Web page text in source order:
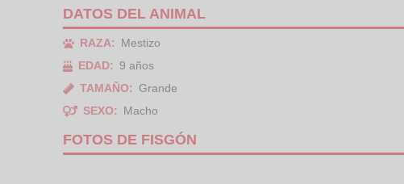
DATOS DEL ANIMAL
RAZA:
Mestizo
EDAD:
9 años
TAMAÑO:
Grande
SEXO:
Macho
FOTOS DE FISGÓN